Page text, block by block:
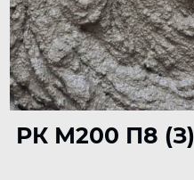
РК М200 П8 (З)